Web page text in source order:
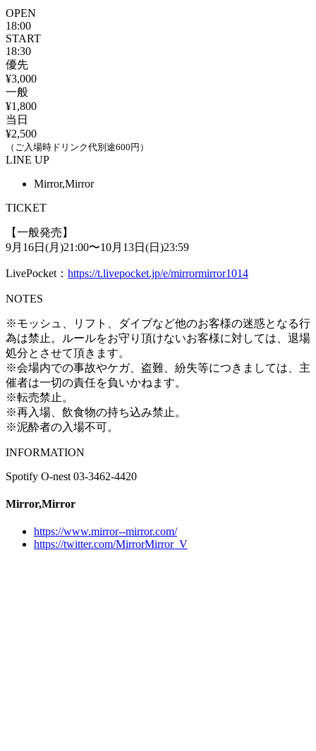
OPEN
18:00
START
18:30
優先
¥3,000
一般
¥1,800
当日
¥2,500
（ご入場時ドリンク代別途600円）
LINE UP
Mirror,Mirror
TICKET
【一般発売】
9月16日(月)21:00〜10月13日(日)23:59
LivePocket： https://t.livepocket.jp/e/mirrormirror1014
NOTES
※モッシュ、リフト、ダイブなど他のお客様の迷惑となる行
為は禁止。ルールをお守り頂けないお客様に対しては、退場
処分とさせて頂きます。
※会場内での事故やケガ、盗難、紛失等につきましては、主
催者は一切の責任を負いかねます。
※転売禁止。
※再入場、飲食物の持ち込み禁止。
※泥酔者の入場不可。
INFORMATION
Spotify O-nest 03-3462-4420
Mirror,Mirror
https://www.mirror--mirror.com/
https://twitter.com/MirrorMirror_V